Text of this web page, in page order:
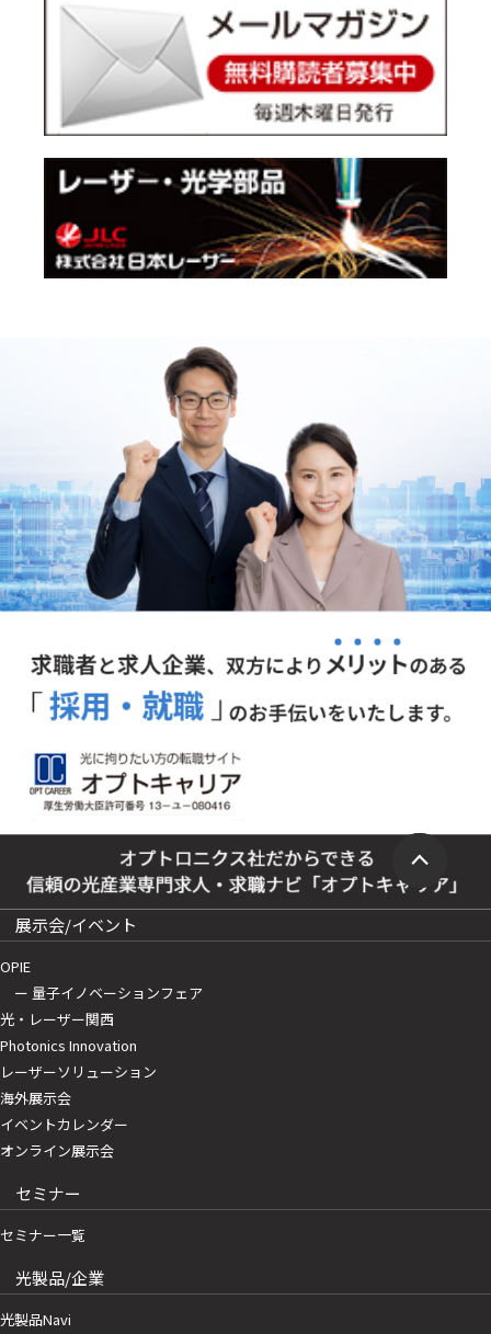
展示会/イベント
OPIE
ー 量子イノベーションフェア
光・レーザー関西
Photonics Innovation
レーザーソリューション
海外展示会
イベントカレンダー
オンライン展示会
セミナー
セミナー一覧
光製品/企業
光製品Navi